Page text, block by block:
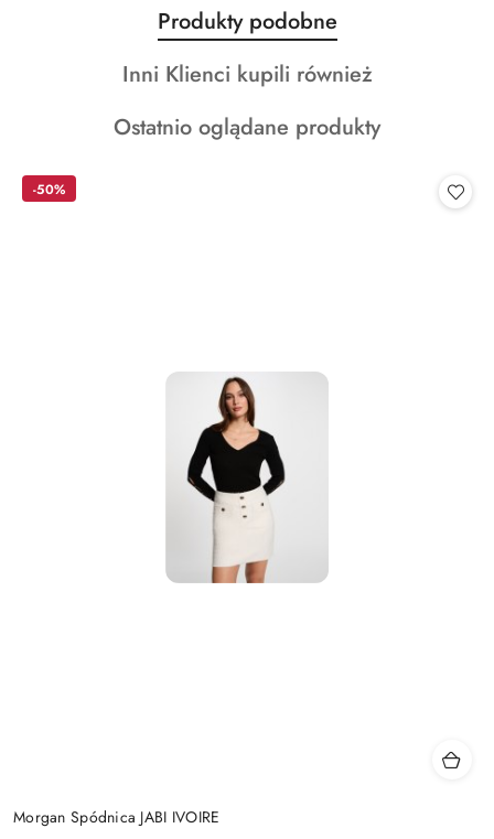
Pomiń karuzelę produktów
Produkty
o
statusie:
Produkty podobne
Produkty
statusie:
Inni Klienci kupili również
Produkty
Ostatnio oglądane produkty
Morgan Spódnica JABI IVOIRE
-50%